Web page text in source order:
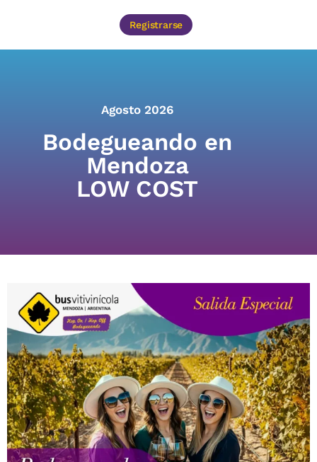
Registrarse
Agosto 2026
Bodegueando en
Mendoza
LOW COST